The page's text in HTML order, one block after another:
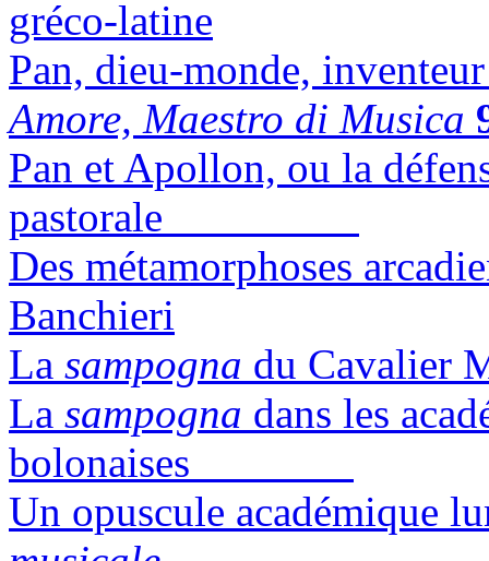
gréco-latine
Pan, dieu-monde,
Amore, Maestro di Musica
Pan et Apollon, ou la
pastorale
Des métamorphoses
Banchieri
La sampogna du
La sampogna dans les
bolonaises
Un opuscule académique